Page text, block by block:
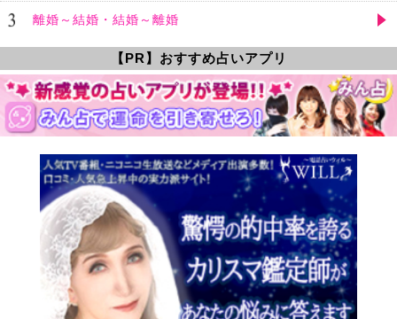
離婚～結婚・結婚～離婚
【PR】おすすめ占いアプリ